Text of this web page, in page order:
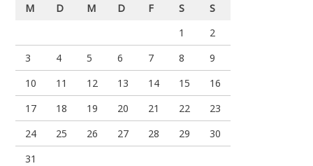
M
D M D F S
S
1
2
3
4 5 6 7 8
9
10
11 12 13 14 15
16
17
18 19 20 21 22
23
24
25 26 27 28 29
30
31